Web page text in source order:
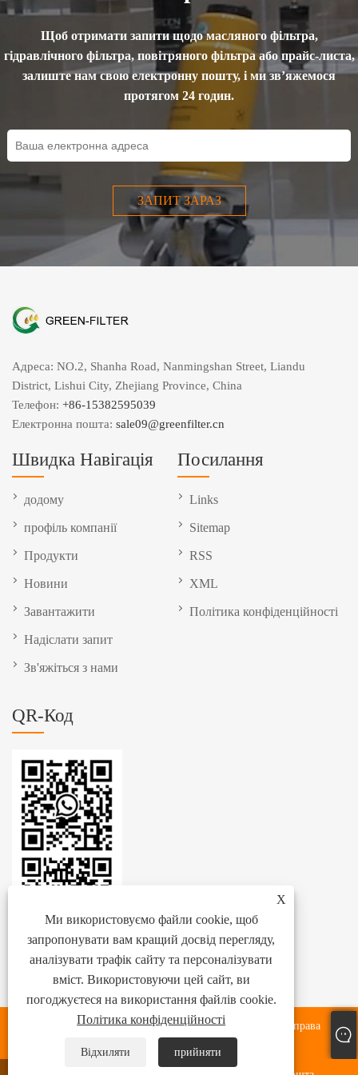
Тому фільтрація відіграє
важливу рол...
Щоб отримати запити щодо масляного фільтра,
гідравлічного фільтра, повітряного фільтра або прайс-листа,
залиште нам свою електронну пошту, і ми зв’яжемося
протягом 24 годин.
ЗАПИТ ЗАРАЗ
X
Ми використовуємо файли cookie, щоб
запропонувати вам кращий досвід перегляду,
аналізувати трафік сайту та персоналізувати
вміст. Використовуючи цей сайт, ви
погоджуєтеся на використання файлів cookie.
Політика конфіденційності
Відхиляти прийняти
Адреса: NO.2, Shanha Road, Nanmingshan Street, Liandu
District, Lishui City, Zhejiang Province, China
Телефон: +86-15382595039
Електронна пошта: sale09@greenfilter.cn
Швидка Навігація
додому
профіль компанії
Продукти
Новини
Завантажити
Надіслати запит
Зв'яжіться з нами
Посилання
Links
Sitemap
RSS
XML
Політика конфіденційності
QR-Код
© 2024 Zhejiang Zhenhang International Trade Co., Ltd. Усі права